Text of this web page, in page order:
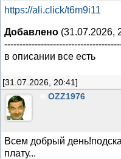
https://ali.click/t6m9i11
Добавлено (31.07.2026,
в описании все есть
[31.07.2026, 20:41]
OZZ1976
Всем добрый
плату...